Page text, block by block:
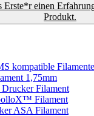
Erste*r einen
Produkt.
kompatible Filamente
1,75mm
Filament
Filament
ASA Filament